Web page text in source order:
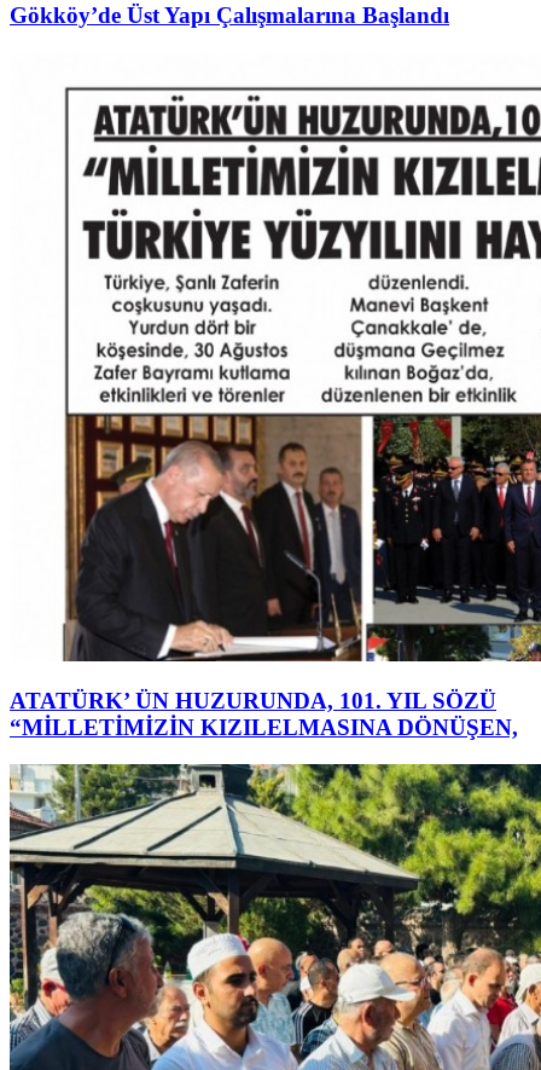
Gökköy’de Üst Yapı Çalışmalarına Başlandı
ATATÜRK’ ÜN HUZURUNDA, 101. YIL SÖZÜ
“MİLLETİMİZİN KIZILELMASINA DÖNÜŞEN,